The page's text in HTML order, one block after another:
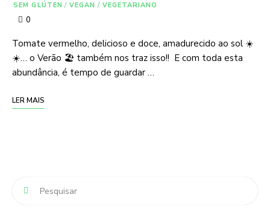
SEM GLÚTEN / VEGAN / VEGETARIANO
0
Tomate vermelho, delicioso e doce, amadurecido ao sol ☀️
☀️… o Verão 🏖 também nos traz isso!! E com toda esta
abundância, é tempo de guardar …
LER MAIS